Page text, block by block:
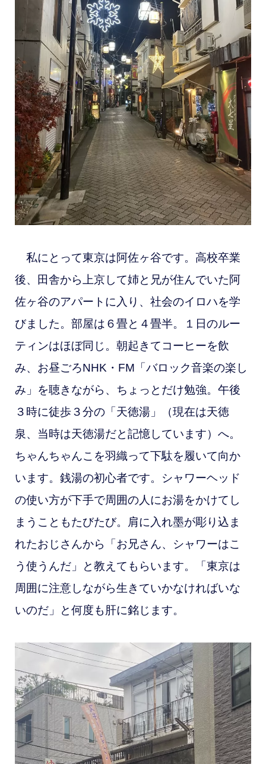
私にとって東京は阿佐ヶ谷です。高校卒業
後、田舎から上京して姉と兄が住んでいた阿
佐ヶ谷のアパートに入り、社会のイロハを学
びました。部屋は６畳と４畳半。１日のルー
ティンはほぼ同じ。朝起きてコーヒーを飲
み、お昼ごろNHK・FM「バロック音楽の楽し
み」を聴きながら、ちょっとだけ勉強。午後
３時に徒歩３分の「天徳湯」（現在は天徳
泉、当時は天徳湯だと記憶しています）へ。
ちゃんちゃんこを羽織って下駄を履いて向か
います。銭湯の初心者です。シャワーヘッド
の使い方が下手で周囲の人にお湯をかけてし
まうこともたびたび。肩に入れ墨が彫り込ま
れたおじさんから「お兄さん、シャワーはこ
う使うんだ」と教えてもらいます。「東京は
周囲に注意しながら生きていかなければいな
いのだ」と何度も肝に銘じます。